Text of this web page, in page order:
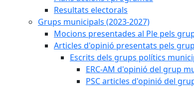
Resultats electorals
Grups municipals (2023-2027)
Mocions presentades al Ple pels
Articles d'opinió presentats pels
Escrits dels grups polítics
ERC-AM d'opinió del grup
PSC articles d'opinió del